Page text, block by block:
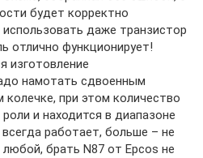
будет корректно
даже транзистор
отлично функционирует!
изготовление
намотать сдвоенным
при этом количество
и находится в диапазоне
работает, больше – не
брать N87 от Epcos не